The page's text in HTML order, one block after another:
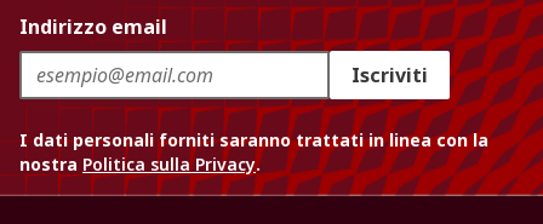
Indirizzo email
Iscriviti
I dati personali forniti saranno trattati in linea con la
nostra Politica sulla Privacy.